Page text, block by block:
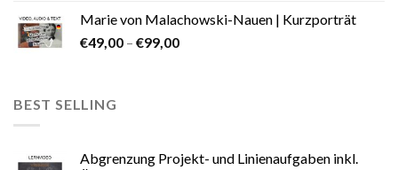
Marie von Malachowski-Nauen | Kurzporträt
€49,00 – €99,00
BEST SELLING
Abgrenzung Projekt- und Linienaufgaben inkl.